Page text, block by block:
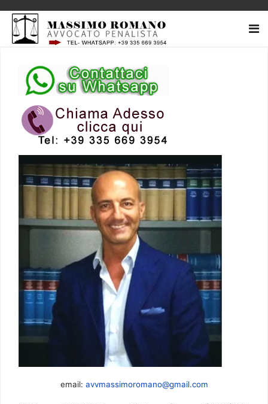
email: avvmassimoromano@gmail.com